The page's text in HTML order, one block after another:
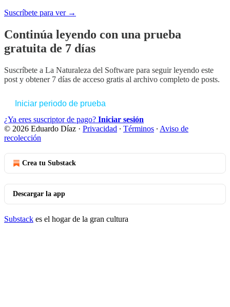
Suscríbete para ver →
Continúa leyendo con una prueba
gratuita de 7 días
Suscríbete a La Naturaleza del Software para seguir leyendo este
post y obtener 7 días de acceso gratis al archivo completo de posts.
Iniciar periodo de prueba
¿Ya eres suscriptor de pago? Iniciar sesión
© 2026 Eduardo Díaz · Privacidad ∙ Términos ∙ Aviso de
recolección
Crea tu Substack
Descargar la app
Substack es el hogar de la gran cultura